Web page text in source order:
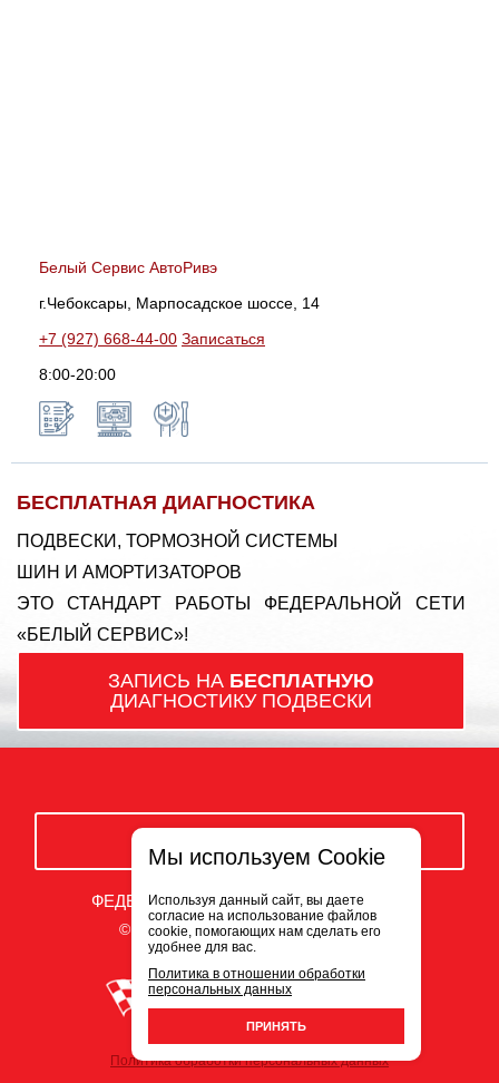
Белый Сервис АвтоРивэ
г.Чебоксары, Марпосадское шоссе, 14
+7 (927) 668-44-00 Записаться
8:00-20:00
БЕСПЛАТНАЯ ДИАГНОСТИКА
ПОДВЕСКИ, ТОРМОЗНОЙ СИСТЕМЫ
ШИН И АМОРТИЗАТОРОВ
ЭТО СТАНДАРТ РАБОТЫ ФЕДЕРАЛЬНОЙ СЕТИ
«БЕЛЫЙ СЕРВИС»!
ЗАПИСЬ НА БЕСПЛАТНУЮ
ДИАГНОСТИКУ ПОДВЕСКИ
ФЕДЕРАЛЬНАЯ СЕТЬ АВТОСЕРВИСОВ
© ООО «Белый Сервис» 2009-2026
Политика обработки персональных данных
Мы используем Cookie
Используя данный сайт, вы даете
согласие на использование файлов
cookie, помогающих нам сделать его
удобнее для вас.
Политика в отношении обработки
персональных данных
ПРИНЯТЬ